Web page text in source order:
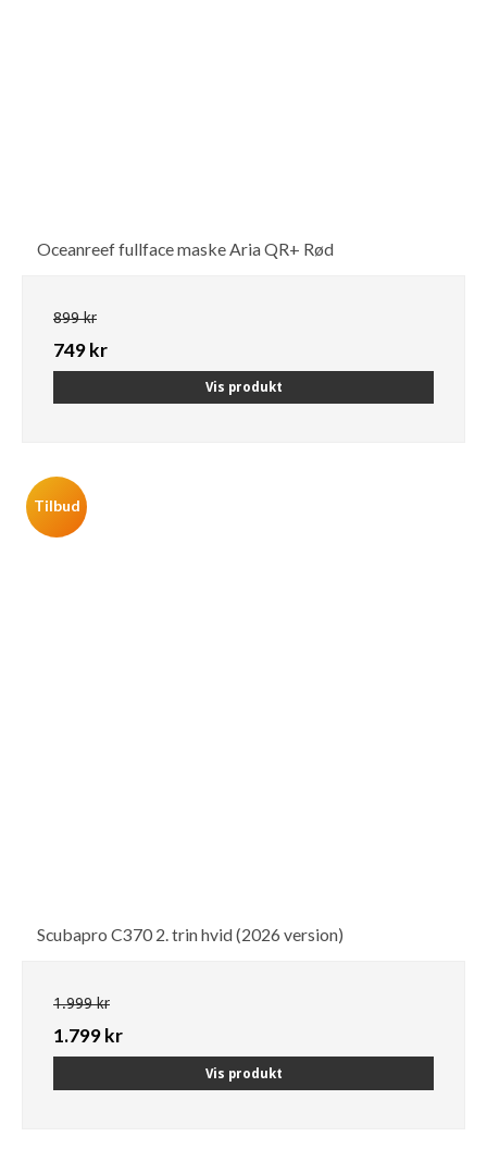
Oceanreef fullface maske Aria QR+ Rød
899 kr
749 kr
Vis produkt
Tilbud
Scubapro C370 2. trin hvid (2026 version)
1.999 kr
1.799 kr
Vis produkt